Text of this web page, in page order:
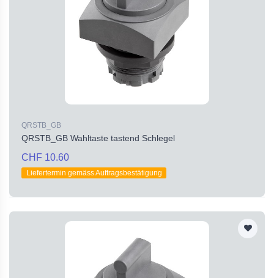
QRSTB_GB
QRSTB_GB Wahltaste tastend Schlegel
CHF 10.60
Liefertermin gemäss Auftragsbestätigung